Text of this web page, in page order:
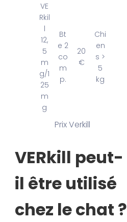
VE
Rkil
l
12,
5
m
g/1
25
m
g
Bt
e 2
co
m
p.
20
€
Chi
en
s >
5
kg
Prix Verkill
VERkill peut-
il être utilisé
chez le chat ?